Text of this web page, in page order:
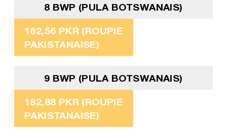
8 BWP (PULA BOTSWANAIS)
162,56 PKR (ROUPIE
PAKISTANAISE)
9 BWP (PULA BOTSWANAIS)
182,88 PKR (ROUPIE
PAKISTANAISE)